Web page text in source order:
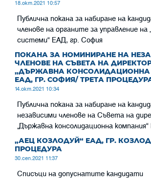
18.окт.2021 10:57
Публична покана за набиране на
членове на органите за управление на
системи“ ЕАД, гр. София
ПОКАНА ЗА НОМИНИРАНЕ НА
ЧЛЕНОВЕ НА СЪВЕТА НА
„ДЪРЖАВНА
ЕАД, ГР. СОФИЯ/ ТРЕТА
14.окт.2021 10:34
Публична покана за набиране на
независими членове на Съвета на
„Държавна консолидационна
„АЕЦ КОЗЛОДУЙ“ ЕАД, ГР.
ПРОЦЕДУРА
30.сеп.2021 11:37
Списъци на допуснатите кандидати